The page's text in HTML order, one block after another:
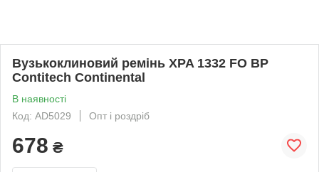
Вузькоклиновий ремінь XPA 1332 FO BP
Contitech Continental
В наявності
Код: AD5029
Опт і роздріб
678 ₴